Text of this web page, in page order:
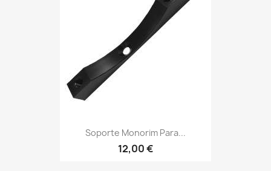
Soporte Monorim Para...
12,00 €